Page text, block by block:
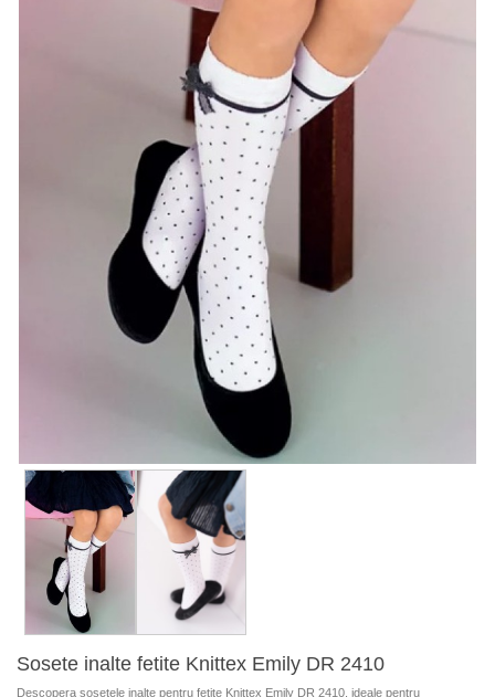
Sosete inalte fetite Knittex Emily DR 2410
Descopera sosetele inalte pentru fetite Knittex Emily DR 2410, ideale pentru